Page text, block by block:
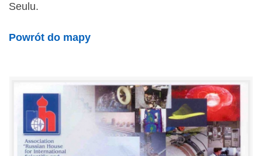
Seulu.
Powrót do mapy